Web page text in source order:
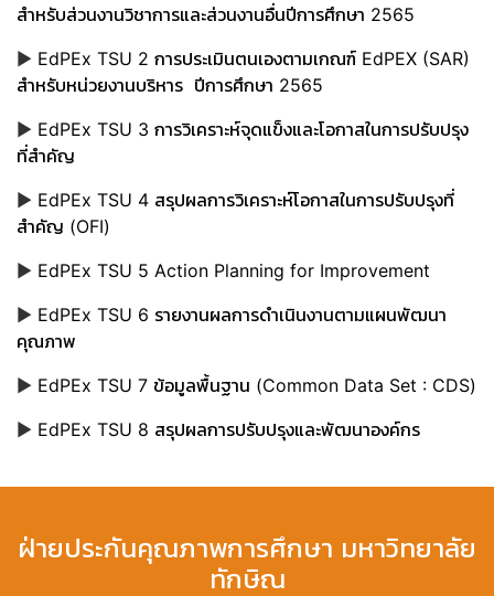
สำหรับส่วนงานวิชาการและส่วนงานอื่นปีการศึกษา 2565
▶ EdPEx TSU 2 การประเมินตนเองตามเกณฑ์ EdPEX (SAR)
สำหรับหน่วยงานบริหาร ปีการศึกษา 2565
▶ EdPEx TSU 3 การวิเคราะห์จุดแข็งและโอกาสในการปรับปรุง
ที่สำคัญ
▶ EdPEx TSU 4 สรุปผลการวิเคราะห์โอกาสในการปรับปรุงที่
สำคัญ (OFI)
▶ EdPEx TSU 5 Action Planning for Improvement
▶ EdPEx TSU 6 รายงานผลการดำเนินงานตามแผนพัฒนา
คุณภาพ
▶ EdPEx TSU 7 ข้อมูลพื้นฐาน (Common Data Set : CDS)
▶ EdPEx TSU 8 สรุปผลการปรับปรุงและพัฒนาองค์กร
ฝ่ายประกันคุณภาพการศึกษา มหาวิทยาลัย
ทักษิณ